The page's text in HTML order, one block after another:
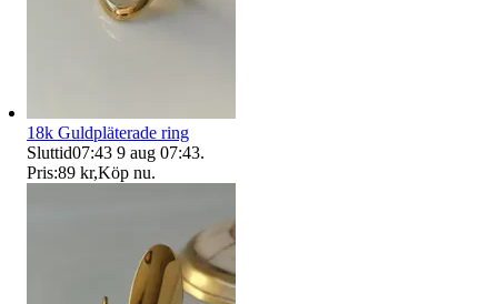
18k Guldpläterade ring
Sluttid07:43 9 aug 07:43.
Pris:89 kr,Köp nu.